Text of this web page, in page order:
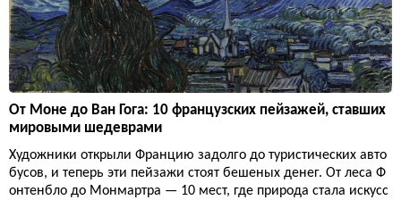
От Моне до Ван Гога: 10 французских пейзажей, ставших
мировыми шедеврами
Художники открыли Францию задолго до туристических авто
бусов, и теперь эти пейзажи стоят бешеных денег. От леса Ф
онтенбло до Монмартра — 10 мест, где природа стала искусс